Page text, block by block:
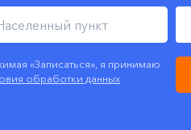
«Записаться», я принимаю
обработки данных